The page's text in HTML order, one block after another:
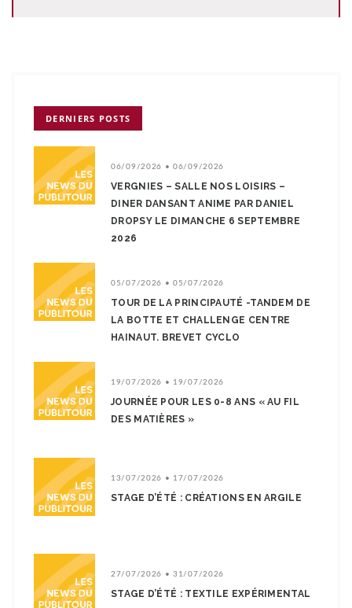
DERNIERS POSTS
06/09/2026 • 06/09/2026
VERGNIES – SALLE NOS LOISIRS –
DINER DANSANT ANIME PAR DANIEL
DROPSY LE DIMANCHE 6 SEPTEMBRE
2026
05/07/2026 • 05/07/2026
TOUR DE LA PRINCIPAUTÉ -TANDEM DE
LA BOTTE ET CHALLENGE CENTRE
HAINAUT. BREVET CYCLO
19/07/2026 • 19/07/2026
JOURNÉE POUR LES 0-8 ANS « AU FIL
DES MATIÈRES »
13/07/2026 • 17/07/2026
STAGE D’ÉTÉ : CRÉATIONS EN ARGILE
27/07/2026 • 31/07/2026
STAGE D’ÉTÉ : TEXTILE EXPÉRIMENTAL